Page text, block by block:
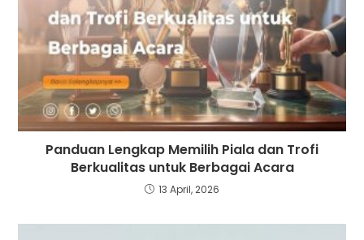
Panduan Lengkap Memilih Piala dan Trofi
Berkualitas untuk Berbagai Acara
13 April, 2026